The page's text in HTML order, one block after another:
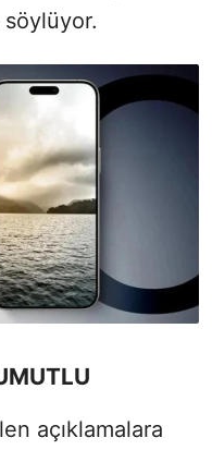
söylüyor.
açıklamalara